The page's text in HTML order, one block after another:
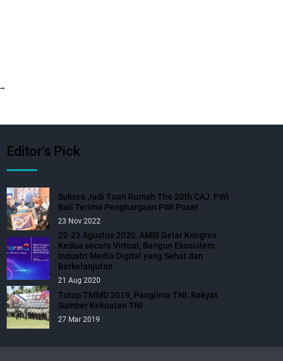
Editor’s Pick
Sukses Jadi Tuan Rumah The 20th CAJ, PWI
Bali Terima Penghargaan PWI Pusat
23 Nov 2022
22-23 Agustus 2020, AMSI Gelar Kongres
Kedua secara Virtual, Bangun Ekosistem
Industri Media Digital yang Sehat dan
Berkelanjutan
21 Aug 2020
Tutup TMMD 2019, Panglima TNI: Rakyat
Sumber Kekuatan TNI
27 Mar 2019